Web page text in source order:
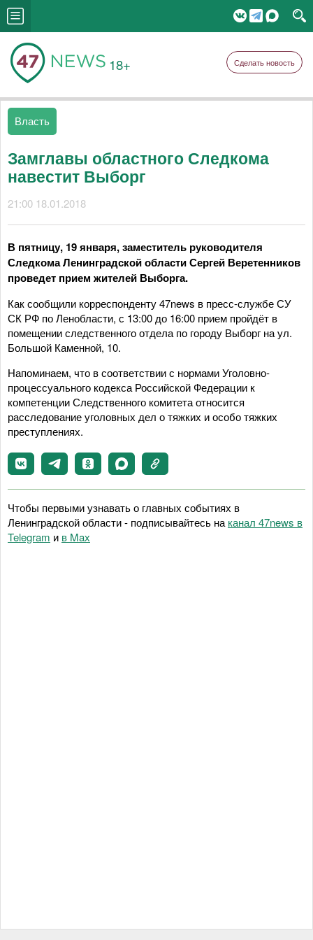
18+ Сделать новость
Власть
Замглавы областного Следкома
навестит Выборг
21:00 18.01.2018
В пятницу, 19 января, заместитель руководителя
Следкома Ленинградской области Сергей Веретенников
проведет прием жителей Выборга.
Как сообщили корреспонденту 47news в пресс-службе СУ
СК РФ по Ленобласти, с 13:00 до 16:00 прием пройдёт в
помещении следственного отдела по городу Выборг на ул.
Большой Каменной, 10.
Напоминаем, что в соответствии с нормами Уголовно-
процессуального кодекса Российской Федерации к
компетенции Следственного комитета относится
расследование уголовных дел о тяжких и особо тяжких
преступлениях.
Чтобы первыми узнавать о главных событиях в
Ленинградской области - подписывайтесь на канал 47news в
Telegram и в Maх